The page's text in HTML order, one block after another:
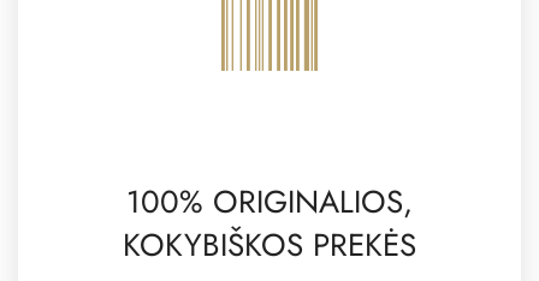
100% ORIGINALIOS,
KOKYBIŠKOS PREKĖS